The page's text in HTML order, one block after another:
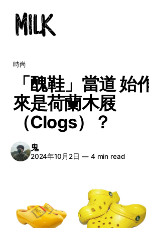
時尚
「醜鞋」當道 始
來是荷蘭木屐
（Clogs）？
鬼
2024年10月2日 —4 min read